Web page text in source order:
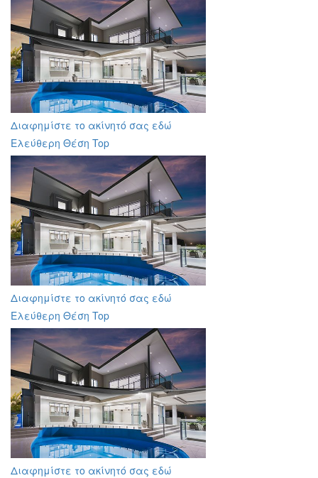
Διαφημίστε το ακίνητό σας εδώ
Ελεύθερη Θέση Top
Διαφημίστε το ακίνητό σας εδώ
Ελεύθερη Θέση Top
Διαφημίστε το ακίνητό σας εδώ